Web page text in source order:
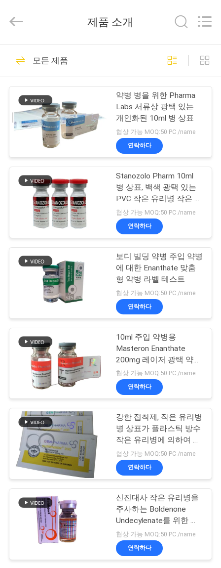
제
품
리
여
여
관
락
2017
(Xiamen)
Rights
유리제 작은 유리병
상표
301
약병 라벨
253
10mL 작은 유리병
상표
139
주문 작은 유리병 상
표
110
10ml 작은 유리병 상
자
45
제품 소개
모든 제품
약병 병을 위한 Pharma
Labs 서류상 광택 있는
개인화된 10ml 병 상표
협상 가능 MOQ:50 PC /name
연락하다
Stanozolo Pharm 10ml
병 상표, 백색 광택 있는
PVC 작은 유리병 작은 유
리병 상표
협상 가능 MOQ:50 PC /name
연락하다
보디 빌딩 약병 주입 약병
에 대한 Enanthate 맞춤
형 약병 라벨 테스트
협상 가능 MOQ:50 PC /name
연락하다
10ml 주입 약병용
Masteron Enanthate
200mg 레이저 광택 약병
약병 라벨
협상 가능 MOQ:50 PC /name
연락하다
강한 접착제, 작은 유리병
병 상표가 플라스틱 방수
작은 유리병에 의하여 레
테르를 붙입니다
협상 가능 MOQ:50 PC /name
연락하다
신진대사 작은 유리병을
주사하는 Boldenone
Undecylenate를 위한 짜
개진 조각 레이저 주문 작
은 유리병 상표
협상 가능 MOQ:50 PC /name
연락하다